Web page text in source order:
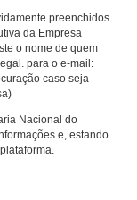
preenchidos
da Empresa
o nome de quem
para o e-mail:
caso seja
Nacional do
e, estando